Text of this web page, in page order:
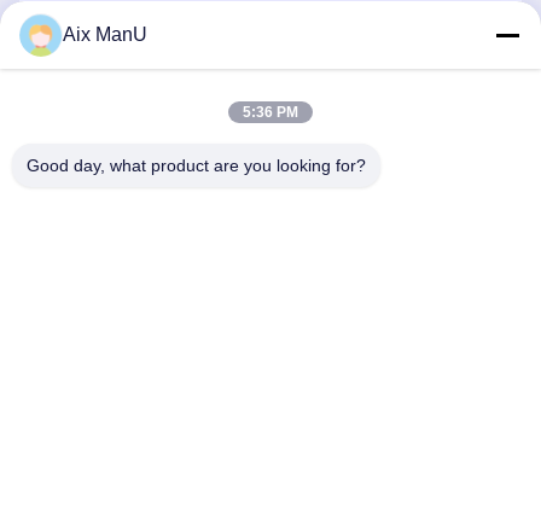
Aix ManU
5:36 PM
Good day, what product are you looking for?